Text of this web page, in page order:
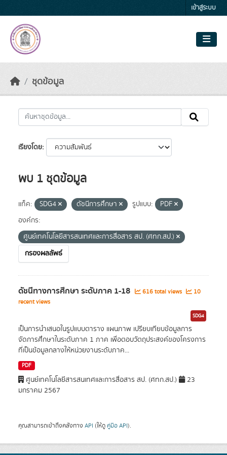
เข้าสู่ระบบ
ชุดข้อมูล
เรียงโดย
พบ 1 ชุดข้อมูล
แท็ค: SDG4 ดัชนีการศึกษา รูปแบบ:
PDF
องค์กร:
ศูนย์เทคโนโลยีสารสนเทศและการสื่อสาร สป. (ศทก.สป.)
กรองผลลัพธ์
ดัชนีทางการศึกษา ระดับภาค 1-18 616 total views
10
recent views
SDG4
เป็นการนำเสนอในรูปแบบตาราง แผนภาพ เปรียบเทียบข้อมูลการ
จัดการศึกษาในระดับภาค 1 ภาค เพื่อตอบวัตถุประสงค์ของโครงการ
ที่เป็นข้อมูลกลางให้หน่วยงานระดับภาค...
PDF
ศูนย์เทคโนโลยีสารสนเทศและการสื่อสาร สป. (ศทก.สป.)
23
มกราคม 2567
คุณสามารถเข้าถึงคลังทาง API (ให้ดู คู่มือ API).